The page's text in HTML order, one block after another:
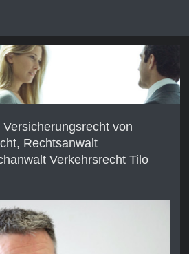
von
Rechtsanwalt
Verkehrsrecht Tilo